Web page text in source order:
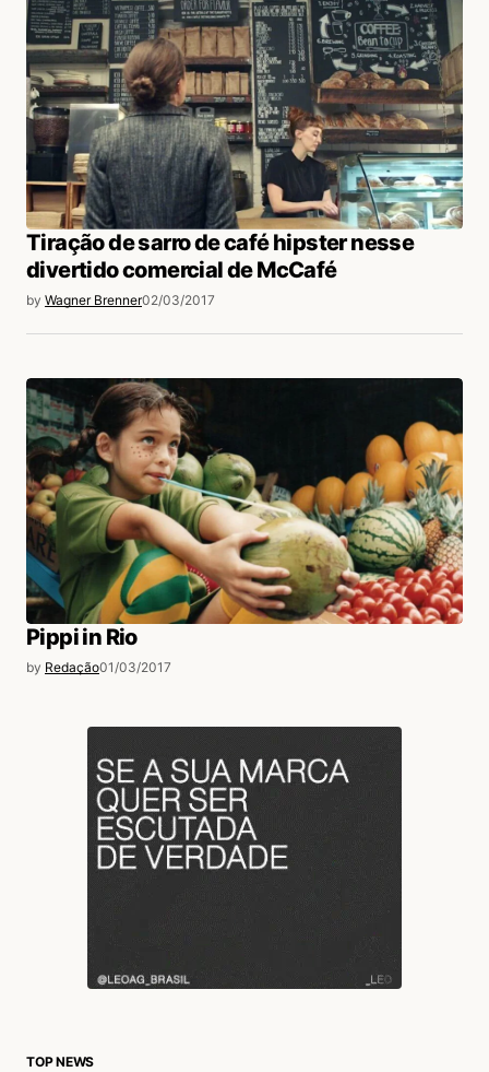
Tiração de sarro de café hipster nesse
divertido comercial de McCafé
by Wagner Brenner02/03/2017
Pippi in Rio
by Redação01/03/2017
TOP NEWS